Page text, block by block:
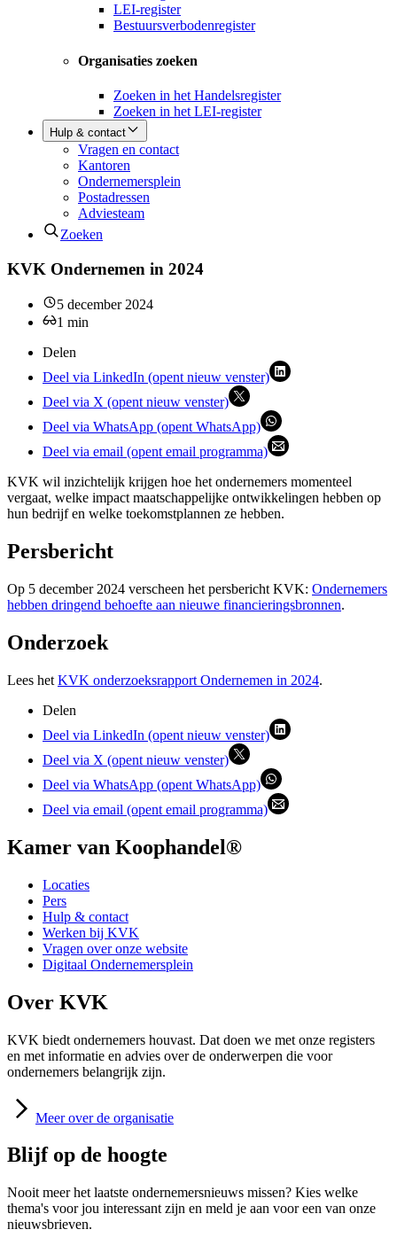
LEI-register
Bestuursverbodenregister
Organisaties zoeken
Zoeken in het Handelsregister
Zoeken in het LEI-register
Hulp & contact
Vragen en contact
Kantoren
Ondernemersplein
Postadressen
Adviesteam
Zoeken
KVK Ondernemen in 2024
5 december 2024
1 min
Delen
Deel via LinkedIn (opent nieuw venster)
Deel via X (opent nieuw venster)
Deel via WhatsApp (opent WhatsApp)
Deel via email (opent email programma)
KVK wil inzichtelijk krijgen hoe het ondernemers momenteel
vergaat, welke impact maatschappelijke ontwikkelingen hebben op
hun bedrijf en welke toekomstplannen ze hebben.
Persbericht
Op 5 december 2024 verscheen het persbericht KVK: Ondernemers
hebben dringend behoefte aan nieuwe financieringsbronnen.
Onderzoek
Lees het KVK onderzoeksrapport Ondernemen in 2024.
Delen
Deel via LinkedIn (opent nieuw venster)
Deel via X (opent nieuw venster)
Deel via WhatsApp (opent WhatsApp)
Deel via email (opent email programma)
Kamer van Koophandel®
Locaties
Pers
Hulp & contact
Werken bij KVK
Vragen over onze website
Digitaal Ondernemersplein
Over KVK
KVK biedt ondernemers houvast. Dat doen we met onze registers
en met informatie en advies over de onderwerpen die voor
ondernemers belangrijk zijn.
Meer over de organisatie
Blijf op de hoogte
Nooit meer het laatste ondernemersnieuws missen? Kies welke
thema's voor jou interessant zijn en meld je aan voor een van onze
nieuwsbrieven.